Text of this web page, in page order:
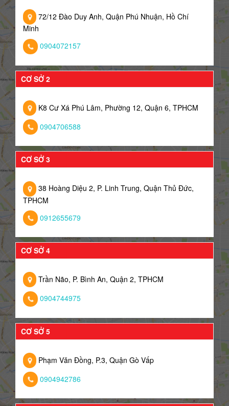
72/12 Đào Duy Anh, Quận Phú Nhuận, Hồ Chí
Minh
0904072157
CƠ SỞ 2
K8 Cư Xá Phú Lâm, Phường 12, Quận 6, TPHCM
0904706588
CƠ SỞ 3
38 Hoàng Diệu 2, P. Linh Trung, Quận Thủ Đức,
TPHCM
0912655679
CƠ SỞ 4
Trần Não, P. Bình An, Quận 2, TPHCM
0904744975
CƠ SỞ 5
Phạm Văn Đồng, P.3, Quận Gò Vấp
0904942786